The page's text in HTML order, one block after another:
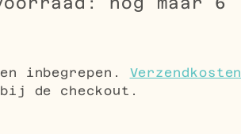
inbegrepen. Verzendkosten
bij de checkout.